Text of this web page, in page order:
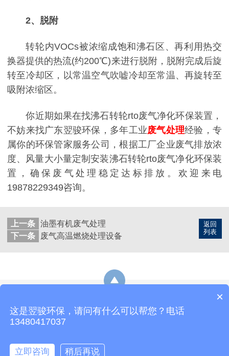
2、脱附
转轮内VOCs被浓缩成饱和沸石区、再利用热交
换器提供的热流(约200℃)来进行脱附，脱附完成后旋
转至冷却区，以常温空气吹嘘冷却至常温、再旋转至
吸附浓缩区。
你近期如果在找沸石转轮rto废气净化环保装置，
不妨来找广东翌骏环保，多年工业废气处理经验，专
属你的环保管家服务公司，根据工厂企业废气排放浓
度、风量大小量定制安装沸石转轮rto废气净化环保装
置，确保废气处理稳定达标排放。欢迎来电
19878229349咨询。
返回
列表
上一条 油墨有机废气处理
下一条
废气高温燃烧处理设备
热线：19878229349
×
这是翌骏环保，请问有什么可以帮您？电话
13480417037
立即咨询 稍后再说